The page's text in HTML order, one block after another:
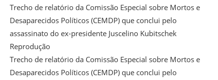
Trecho de relatório da Comissão Especial sobre Mortos e
Desaparecidos Políticos (CEMDP) que conclui pelo
assassinato do ex-presidente Juscelino Kubitschek
Reprodução
Trecho de relatório da Comissão Especial sobre Mortos e
Desaparecidos Políticos (CEMDP) que conclui pelo